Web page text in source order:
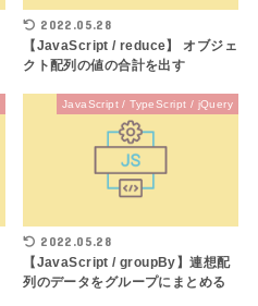
2022.05.28
【JavaScript / reduce】 オブジェ
クト配列の値の合計を出す
JavaScript / TypeScript / jQuery
2022.05.28
【JavaScript / groupBy】連想配
列のデータをグループにまとめる